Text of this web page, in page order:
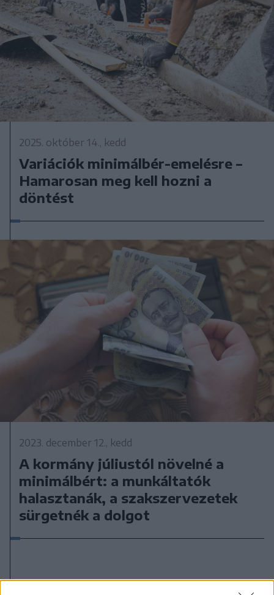
2025. október 14., kedd
Variációk minimálbér-emelésre –
Hamarosan meg kell hozni a
döntést
2023. december 12., kedd
A kormány júliustól növelné a
minimálbért: a munkáltatók
halasztanák, a szakszervezetek
sürgetnék a dolgot